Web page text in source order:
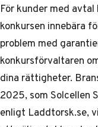
För kunder med
konkursen innebära
problem med
konkursförvaltaren
dina rättigheter.
2025, som Solcellen
enligt Laddtorsk.se,